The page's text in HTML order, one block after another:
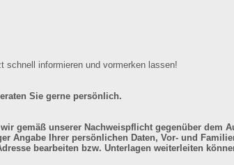
schnell informieren und vormerken lassen!
Sie gerne persönlich.
gemäß unserer Nachweispflicht gegenüber dem
Angabe Ihrer persönlichen Daten, Vor- und
bearbeiten bzw. Unterlagen weiterleiten